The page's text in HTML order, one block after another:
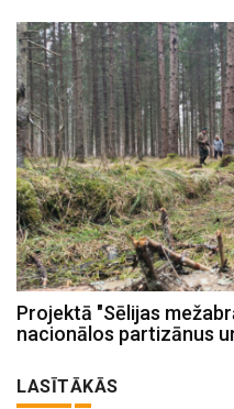
Projektā "Sēlijas
nacionālos partizānus
LASĪTĀKĀS